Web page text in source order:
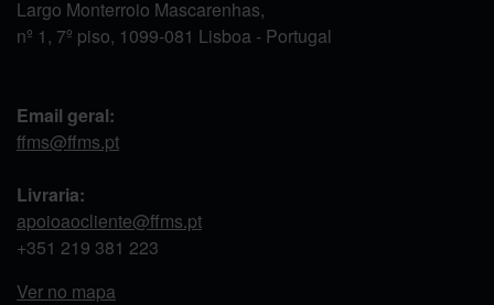
Largo Monterroio Mascarenhas,
nº 1, 7º piso, 1099-081 Lisboa - Portugal
Email geral:
ffms@ffms.pt
Livraria:
apoioaocliente@ffms.pt
+351 219 381 223
Ver no mapa